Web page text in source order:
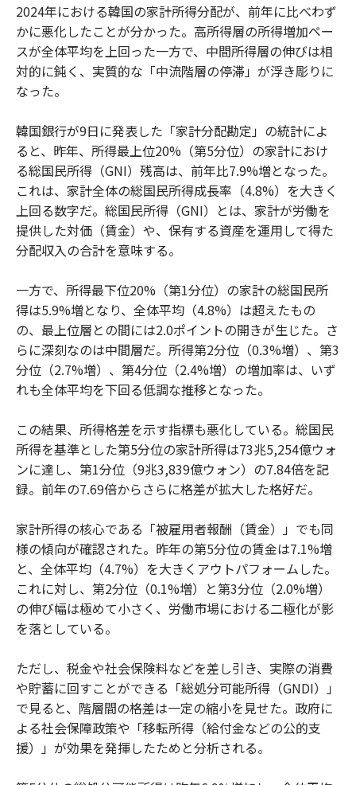
2024年における韓国の家計所得分配が、前年に比べわず
かに悪化したことが分かった。高所得層の所得増加ペー
スが全体平均を上回った一方で、中間所得層の伸びは相
対的に鈍く、実質的な「中流階層の停滞」が浮き彫りに
なった。
韓国銀行が9日に発表した「家計分配勘定」の統計によ
ると、昨年、所得最上位20%（第5分位）の家計におけ
る総国民所得（GNI）残高は、前年比7.9%増となった。
これは、家計全体の総国民所得成長率（4.8%）を大きく
上回る数字だ。総国民所得（GNI）とは、家計が労働を
提供した対価（賃金）や、保有する資産を運用して得た
分配収入の合計を意味する。
一方で、所得最下位20%（第1分位）の家計の総国民所
得は5.9%増となり、全体平均（4.8%）は超えたもの
の、最上位層との間には2.0ポイントの開きが生じた。さ
らに深刻なのは中間層だ。所得第2分位（0.3%増）、第3
分位（2.7%増）、第4分位（2.4%増）の増加率は、いず
れも全体平均を下回る低調な推移となった。
この結果、所得格差を示す指標も悪化している。総国民
所得を基準とした第5分位の家計所得は73兆5,254億ウォ
ンに達し、第1分位（9兆3,839億ウォン）の7.84倍を記
録。前年の7.69倍からさらに格差が拡大した格好だ。
家計所得の核心である「被雇用者報酬（賃金）」でも同
様の傾向が確認された。昨年の第5分位の賃金は7.1%増
と、全体平均（4.7%）を大きくアウトパフォームした。
これに対し、第2分位（0.1%増）と第3分位（2.0%増）
の伸び幅は極めて小さく、労働市場における二極化が影
を落としている。
ただし、税金や社会保険料などを差し引き、実際の消費
や貯蓄に回すことができる「総処分可能所得（GNDI）」
で見ると、階層間の格差は一定の縮小を見せた。政府に
よる社会保障政策や「移転所得（給付金などの公的支
援）」が効果を発揮したためと分析される。